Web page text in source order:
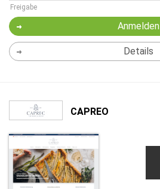
Freigabe
Anmelden
Details
CAPREO